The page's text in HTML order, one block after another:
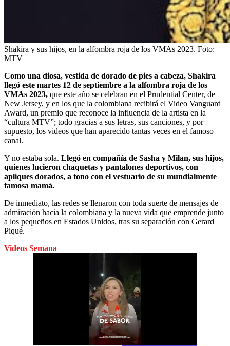
Shakira y sus hijos, en la alfombra roja de los VMAs 2023. Foto:
MTV
Como una diosa, vestida de dorado de pies a cabeza, Shakira
llegó este martes 12 de septiembre a la alfombra roja de los
VMAs 2023, que este año se celebran en el Prudential Center, de
New Jersey, y en los que la colombiana recibirá el Video Vanguard
Award, un premio que reconoce la influencia de la artista en la
“cultura MTV”; todo gracias a sus letras, sus canciones, y por
supuesto, los videos que han aparecido tantas veces en el famoso
canal.
Y no estaba sola. Llegó en compañía de Sasha y Milan, sus hijos,
quienes lucieron chaquetas y pantalones deportivos, con
apliques dorados, a tono con el vestuario de su mundialmente
famosa mamá.
De inmediato, las redes se llenaron con toda suerte de mensajes de
admiración hacia la colombiana y la nueva vida que emprende junto
a los pequeños en Estados Unidos, tras su separación con Gerard
Piqué.
Videos Semana